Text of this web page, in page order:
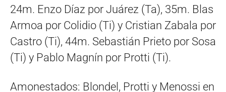
24m. Enzo Díaz por Juárez (Ta), 35m. Blas
Armoa por Colidio (Ti) y Cristian Zabala por
Castro (Ti), 44m. Sebastián Prieto por Sosa
(Ti) y Pablo Magnín por Protti (Ti).
Amonestados: Blondel, Protti y Menossi en